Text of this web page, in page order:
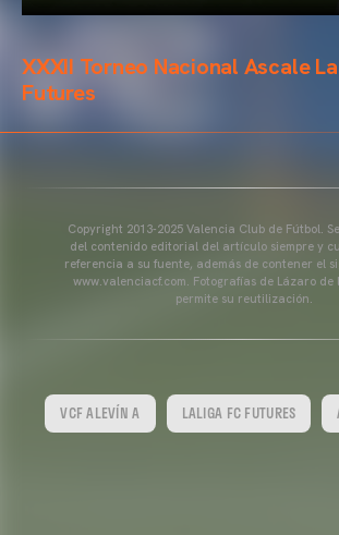
XXXII Torneo Nacional Ascale
Futures
Copyright 2013-2025 Valencia Club de Fútbol.
del contenido editorial del artículo siempre y
referencia a su fuente, además de contener el
www.valenciacf.com. Fotografías de Lázaro de
permite su reutilización.
VCF ALEVÍN A LALIGA FC FUTURES